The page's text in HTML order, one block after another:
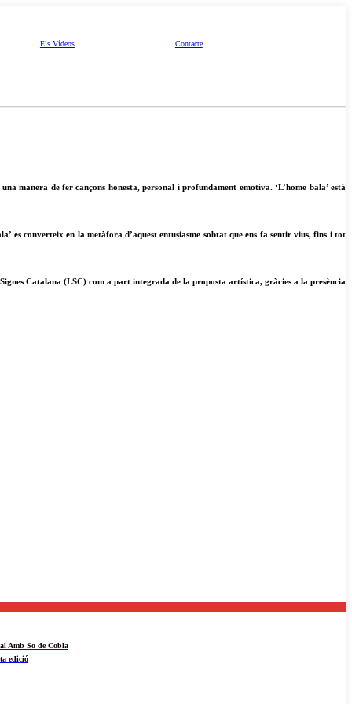
Els Vídeos Contacte
manera de fer cançons honesta, personal i profundament emotiva. ‘L’home bala’ està
es converteix en la metàfora d’aquest entusiasme sobtat que ens fa sentir vius, fins i tot
Catalana (LSC) com a part integrada de la proposta artística, gràcies a la presència
Amb So de Cobla
edició